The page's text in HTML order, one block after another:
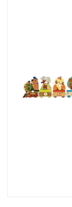
eten & drinken